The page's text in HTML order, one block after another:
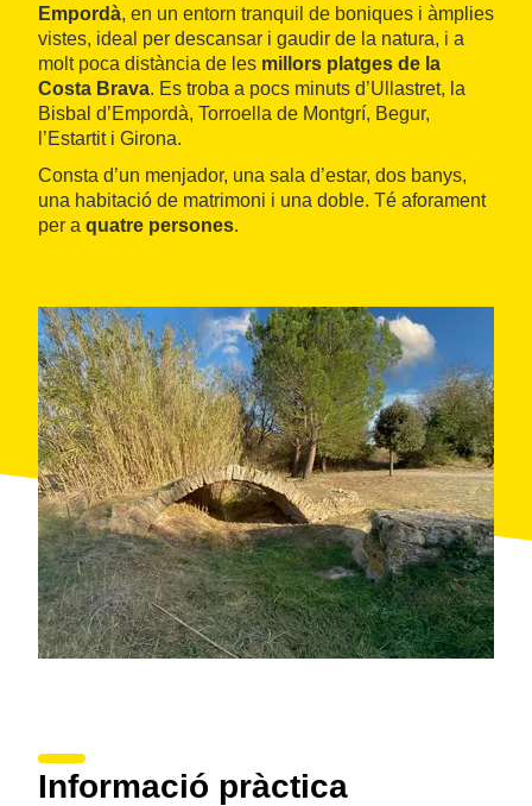
Empordà, en un entorn tranquil de boniques i àmplies
vistes, ideal per descansar i gaudir de la natura, i a
molt poca distància de les millors platges de la
Costa Brava. Es troba a pocs minuts d’Ullastret, la
Bisbal d’Empordà, Torroella de Montgrí, Begur,
l’Estartit i Girona.
Consta d’un menjador, una sala d’estar, dos banys,
una habitació de matrimoni i una doble. Té aforament
per a quatre persones.
Informació pràctica